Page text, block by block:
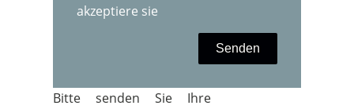
akzeptiere sie
Senden
Bitte senden Sie Ihre